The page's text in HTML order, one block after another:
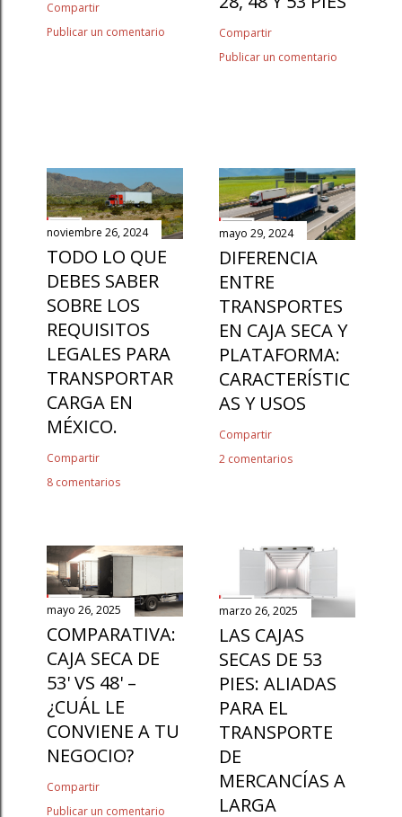
Compartir
Publicar un comentario
Compartir
Publicar un comentario
noviembre 26, 2024
TODO LO QUE
DEBES SABER
SOBRE LOS
REQUISITOS
LEGALES PARA
TRANSPORTAR
CARGA EN
MÉXICO.
Compartir
8 comentarios
mayo 29, 2024
DIFERENCIA
ENTRE
TRANSPORTES
EN CAJA SECA Y
PLATAFORMA:
CARACTERÍSTIC
AS Y USOS
Compartir
2 comentarios
mayo 26, 2025
COMPARATIVA:
CAJA SECA DE
53' VS 48' –
¿CUÁL LE
CONVIENE A TU
NEGOCIO?
Compartir
Publicar un comentario
marzo 26, 2025
LAS CAJAS
SECAS DE 53
PIES: ALIADAS
PARA EL
TRANSPORTE
DE
MERCANCÍAS A
LARGA